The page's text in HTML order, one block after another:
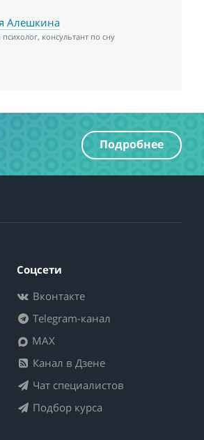
Алешкина
психолог, консультант по сну
Подробнее
Соцсети
Вконтакте
Telegram-канал
MAX
Канал в Дзене
Чат специалистов
Подбор курса